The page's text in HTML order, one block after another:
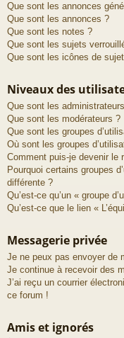
Que sont les annonces
Que sont les annonces ?
Que sont les notes ?
Que sont les sujets
Que sont les icônes de
Niveaux des
Que sont les
Que sont les modérateurs ?
Que sont les groupes
Où sont les groupes
Comment puis-je devenir le
Pourquoi certains groupes
différente ?
Qu’est-ce qu’un « groupe
Qu’est-ce que le lien «
Messagerie privée
Je ne peux pas envoyer de
Je continue à recevoir des
J’ai reçu un courrier
ce forum !
Amis et ignorés